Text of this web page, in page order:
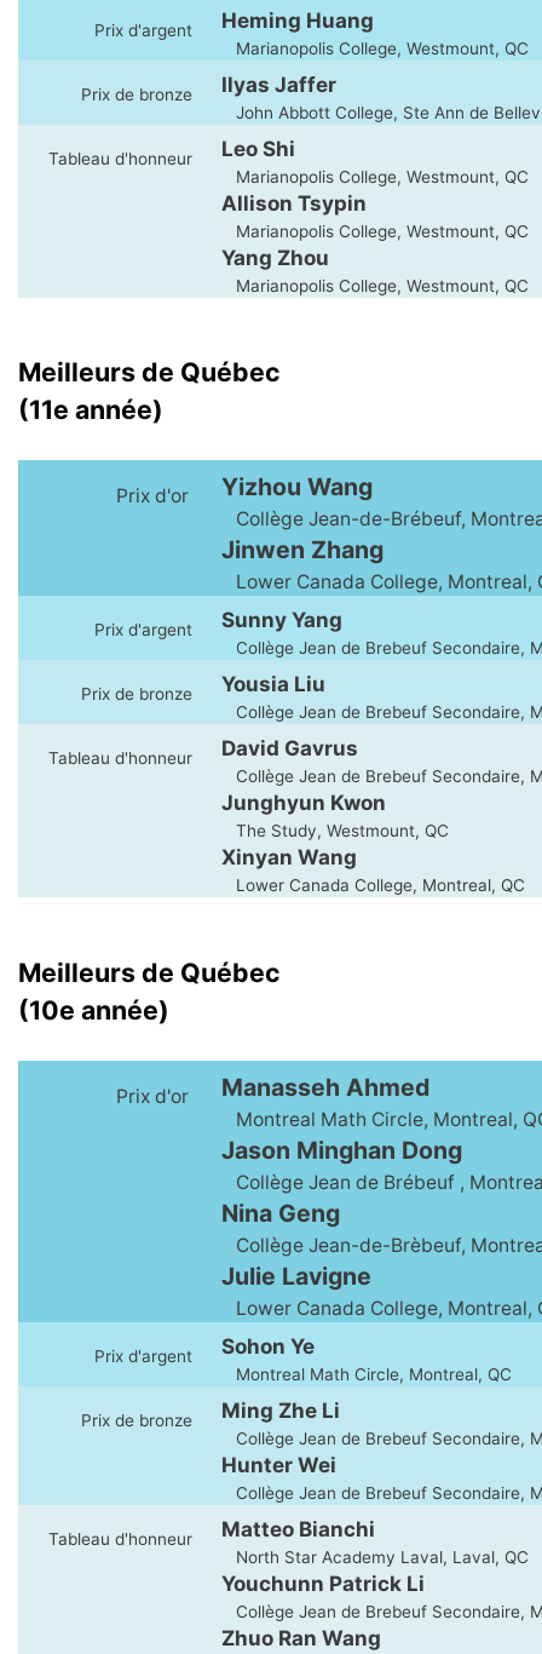
Prix d'argent Heming Huang
Marianopolis College, Westmount, QC
Prix de bronze Ilyas Jaffer
John Abbott College, Ste Ann de
Tableau d'honneur Leo Shi
Marianopolis College, Westmount, QC
Allison Tsypin
Marianopolis College, Westmount, QC
Yang Zhou
Marianopolis College, Westmount, QC
Meilleurs de Québec
(11e année)
Prix d'or Yizhou Wang
Collège Jean-de-Brébeuf,
Jinwen Zhang
Lower Canada College, Montreal,
Prix d'argent Sunny Yang
Collège Jean de Brebeuf Secondaire,
Prix de bronze Yousia Liu
Collège Jean de Brebeuf Secondaire,
Tableau d'honneur David Gavrus
Collège Jean de Brebeuf Secondaire,
Junghyun Kwon
The Study, Westmount, QC
Xinyan Wang
Lower Canada College, Montreal, QC
Meilleurs de Québec
(10e année)
Prix d'or Manasseh Ahmed
Montreal Math Circle, Montreal,
Jason Minghan Dong
Collège Jean de Brébeuf ,
Nina Geng
Collège Jean-de-Brèbeuf,
Julie Lavigne
Lower Canada College, Montreal,
Prix d'argent Sohon Ye
Montreal Math Circle, Montreal, QC
Prix de bronze Ming Zhe Li
Collège Jean de Brebeuf Secondaire,
Hunter Wei
Collège Jean de Brebeuf Secondaire,
Tableau d'honneur Matteo Bianchi
North Star Academy Laval, Laval, QC
Youchunn Patrick Li
Collège Jean de Brebeuf Secondaire,
Zhuo Ran Wang